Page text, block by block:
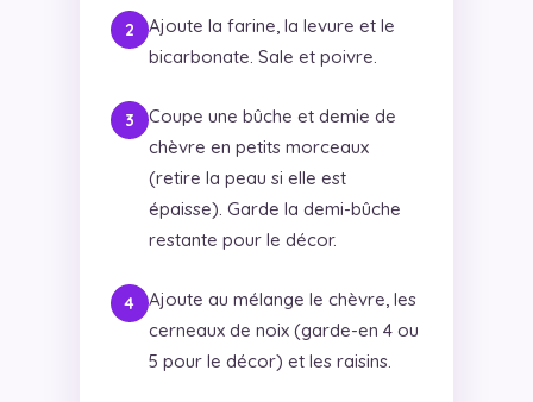
Ajoute la farine, la levure et le
bicarbonate. Sale et poivre.
Coupe une bûche et demie de
chèvre en petits morceaux
(retire la peau si elle est
épaisse). Garde la demi-bûche
restante pour le décor.
Ajoute au mélange le chèvre, les
cerneaux de noix (garde-en 4 ou
5 pour le décor) et les raisins.